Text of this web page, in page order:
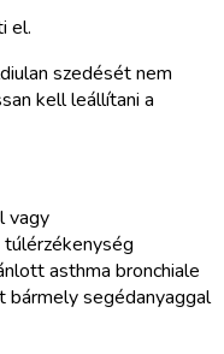
el.
szedését nem
kell leállítani a
vagy
túlérzékenység
asthma bronchiale
segédanyaggal